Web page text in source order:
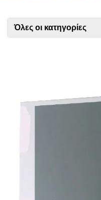
Όλες οι κατηγορίες